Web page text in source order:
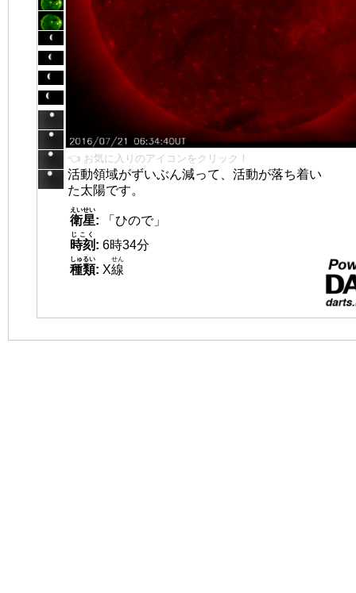
👈 お気に入りのアイコンをクリック！
活動領域がずいぶん減って、活動が落ち着い
た太陽です。
衛星
えいせい
:
「ひので」
時刻
じこく
: 6時34分
種類
しゅるい
: X線
せん